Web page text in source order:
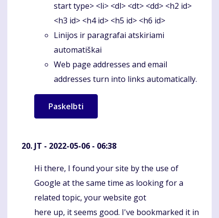
start type> <li> <dl> <dt> <dd> <h2 id>
<h3 id> <h4 id> <h5 id> <h6 id>
Linijos ir paragrafai atskiriami
automatiškai
Web page addresses and email
addresses turn into links automatically.
JT - 2022-05-06 - 06:38
Komentaras
Hi there, I found your site by the use of
Google at the same time as looking for a
related topic, your website got
here up, it seems good. I've bookmarked it in